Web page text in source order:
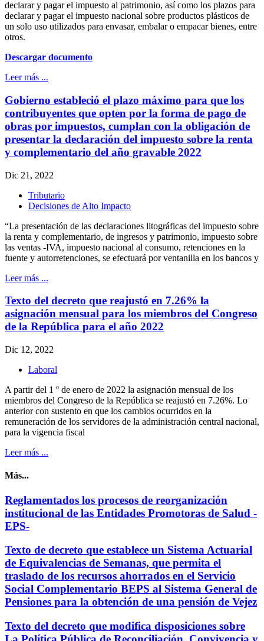
declarar y pagar el impuesto al patrimonio, así como los plazos para
declarar y pagar el impuesto nacional sobre productos plásticos de
un solo uso utilizados para envasar, embalar o empacar bienes, entre
otros.
Descargar documento
Leer más ...
Gobierno estableció el plazo máximo para que los
contribuyentes que opten por la forma de pago de
obras por impuestos, cumplan con la obligación de
presentar la declaración del impuesto sobre la renta
y complementario del año gravable 2022
Dic 21, 2022
Tributario
Decisiones de Alto Impacto
“La presentación de las declaraciones litográficas del impuesto sobre
la renta y complementario, de ingresos y patrimonio, impuesto sobre
las ventas -IVA, impuesto nacional al consumo, retenciones en la
fuente y autorretenciones, se efectuará por ventanilla en los bancos y
Leer más ...
Texto del decreto que reajustó en 7.26% la
asignación mensual para los miembros del Congreso
de la República para el año 2022
Dic 12, 2022
Laboral
A partir del 1 º de enero de 2022 la asignación mensual de los
miembros del Congreso de la República se reajustó en 7.26%. Lo
anterior con sustento en que los cambios ocurridos en la
remuneración de los servidores de la administración central nacional,
para la vigencia fiscal
Leer más ...
Más...
Reglamentados los procesos de reorganización
institucional de las Entidades Promotoras de Salud -
EPS-
Texto de decreto que establece un Sistema Actuarial
de Equivalencias de Semanas, que permita el
traslado de los recursos ahorrados en el Servicio
Social Complementario BEPS al Sistema General de
Pensiones para la obtención de una pensión de Vejez
Texto del decreto que modifica disposiciones sobre